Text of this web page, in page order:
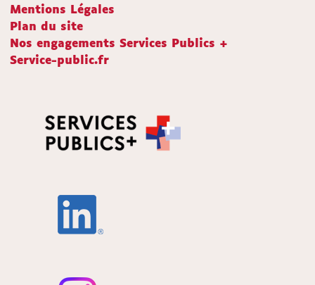
Mentions Légales
Plan du site
Nos engagements Services Publics +
Service-public.fr